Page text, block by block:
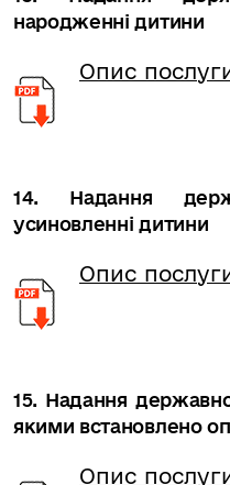
народженні дитини
Опис
14. Надання
усиновленні дитини
Опис
15. Надання
якими встановлено
Опис